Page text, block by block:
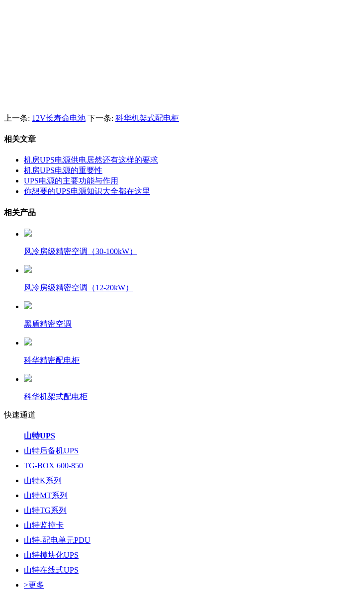
上一条: 12V长寿命电池 下一条: 科华机架式配电柜
相关文章
机房UPS电源供电居然还有这样的要求
机房UPS电源的重要性
UPS电源的主要功能与作用
你想要的UPS电源知识大全都在这里
相关产品
风冷房级精密空调（30-100kW）
风冷房级精密空调（12-20kW）
黑盾精密空调
科华精密配电柜
科华机架式配电柜
快速通道
山特UPS
山特后备机UPS
TG-BOX 600-850
山特K系列
山特MT系列
山特TG系列
山特监控卡
山特-配电单元PDU
山特模块化UPS
山特在线式UPS
>更多